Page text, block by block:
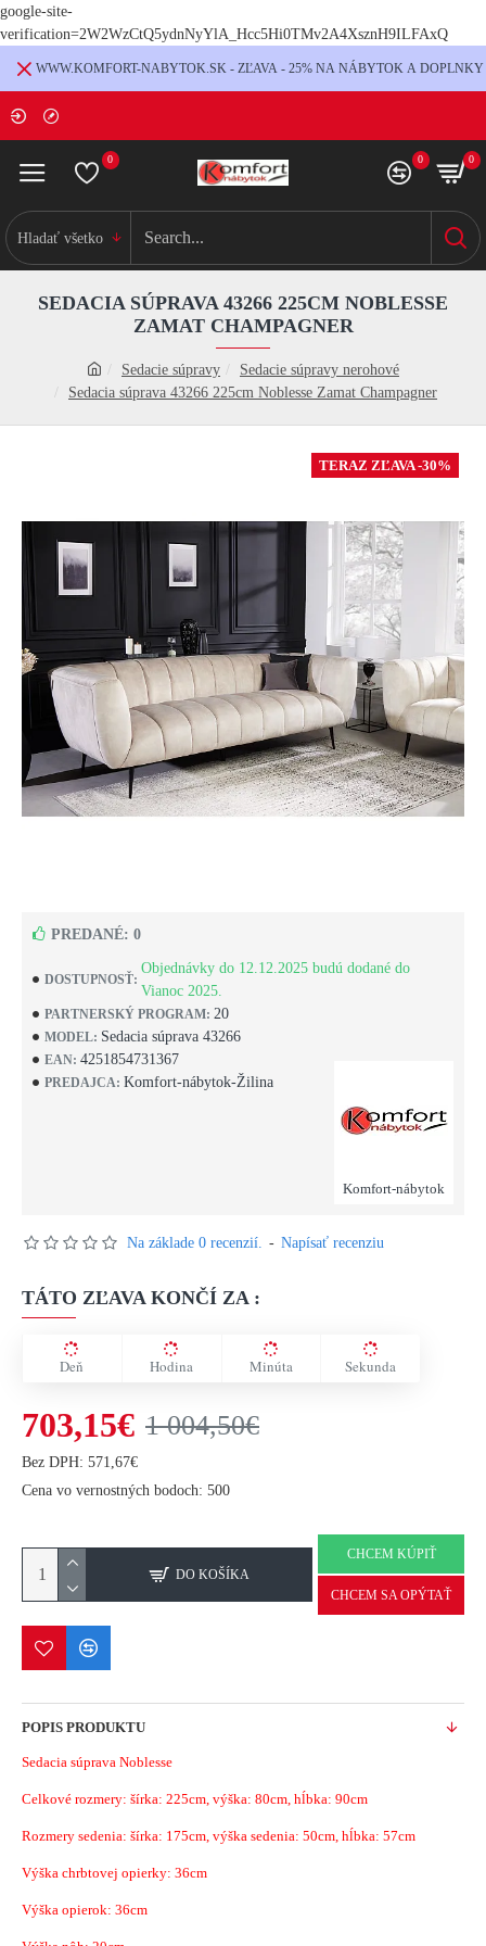
google-site-
verification=2W2WzCtQ5ydnNyYlA_Hcc5Hi0TMv2A4XsznH9ILFAxQ
WWW.KOMFORT-NABYTOK.SK - ZĽAVA - 25% NA NÁBYTOK A DOPLNKY
0 0 0
Hladať všetko
Sedacie súpravy
Sedacie súpravy nerohové
Sedacia súprava 43266 225cm Noblesse Zamat Champagner
SEDACIA SÚPRAVA 43266 225CM NOBLESSE
ZAMAT CHAMPAGNER
TERAZ ZĽAVA -30%
DOSTUPNOSŤ:
Objednávky do 12.12.2025 budú dodané do
Vianoc 2025.
PARTNERSKÝ PROGRAM: 20
MODEL: Sedacia súprava 43266
EAN: 4251854731367
PREDAJCA: Komfort-nábytok-Žilina
Komfort-nábytok
PREDANÉ: 0
Na základe 0 recenzií. - Napísať recenziu
TÁTO ZĽAVA KONČÍ ZA :
Deň Hodina Minúta Sekunda
703,15€ 1 004,50€
Bez DPH: 571,67€
Cena vo vernostných bodoch: 500
DO KOŠÍKA
CHCEM KÚPIŤ
CHCEM SA OPÝTAŤ
POPIS PRODUKTU
Sedacia súprava Noblesse
Celkové rozmery: šírka: 225cm, výška: 80cm, hĺbka: 90cm
Rozmery sedenia: šírka: 175cm, výška sedenia: 50cm, hĺbka: 57cm
Výška chrbtovej opierky: 36cm
Výška opierok: 36cm